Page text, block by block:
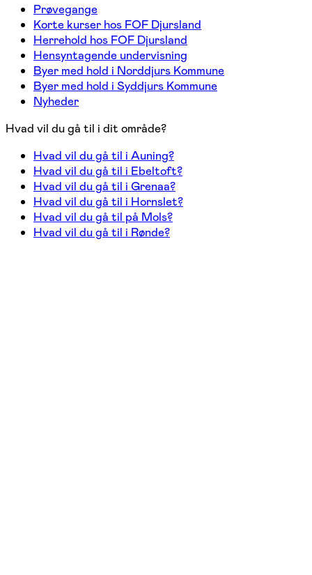
Prøvegange
Korte kurser hos FOF Djursland
Herrehold hos FOF Djursland
Hensyntagende undervisning
Byer med hold i Norddjurs Kommune
Byer med hold i Syddjurs Kommune
Nyheder
Hvad vil du gå til i dit område?
Hvad vil du gå til i Auning?
Hvad vil du gå til i Ebeltoft?
Hvad vil du gå til i Grenaa?
Hvad vil du gå til i Hornslet?
Hvad vil du gå til på Mols?
Hvad vil du gå til i Rønde?